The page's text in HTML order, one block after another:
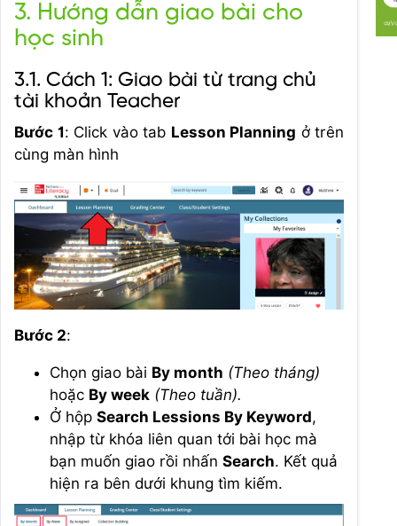
3. Hướng dẫn giao bài cho
học sinh
3.1. Cách 1: Giao bài từ trang chủ
tài khoản Teacher
Bước 1: Click vào tab Lesson Planning ở trên
cùng màn hình
Bước 2:
Chọn giao bài By month (Theo tháng)
hoặc By week (Theo tuần).
Ở hộp Search Lessions By Keyword,
nhập từ khóa liên quan tới bài học mà
bạn muốn giao rồi nhấn Search. Kết quả
hiện ra bên dưới khung tìm kiếm.